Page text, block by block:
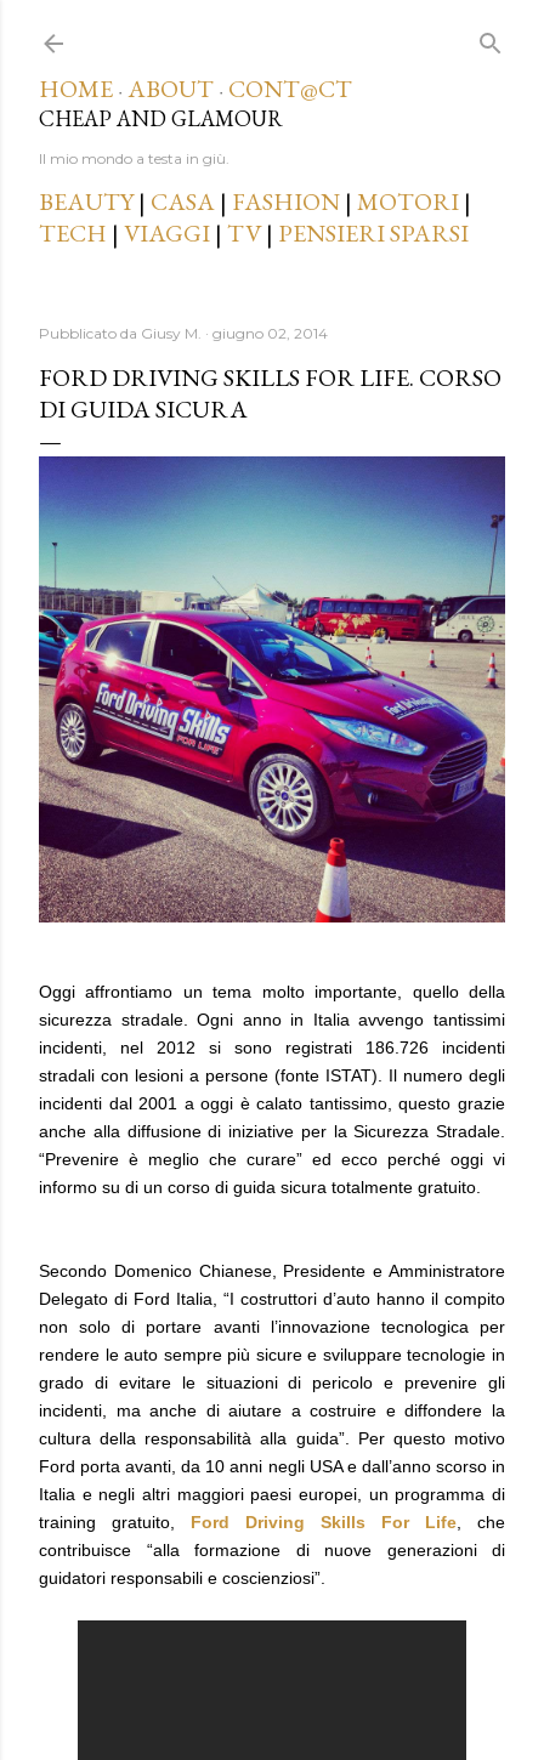
HOME · ABOUT · CONT@CT
CHEAP AND GLAMOUR
Il mio mondo a testa in giù.
BEAUTY| CASA | FASHION | MOTORI |
TECH | VIAGGI | TV| PENSIERI SPARSI
Pubblicato da Giusy M. giugno 02, 2014
FORD DRIVING SKILLS FOR LIFE. CORSO
DI GUIDA SICURA
Oggi affrontiamo un tema molto importante, quello della
sicurezza stradale. Ogni anno in Italia avvengo tantissimi
incidenti, nel 2012 si sono registrati 186.726 incidenti
stradali con lesioni a persone (fonte ISTAT). Il numero degli
incidenti dal 2001 a oggi è calato tantissimo, questo grazie
anche alla diffusione di iniziative per la Sicurezza Stradale.
“Prevenire è meglio che curare” ed ecco perché oggi vi
informo su di un corso di guida sicura totalmente gratuito.
Secondo Domenico Chianese, Presidente e Amministratore
Delegato di Ford Italia, “I costruttori d’auto hanno il compito
non solo di portare avanti l’innovazione tecnologica per
rendere le auto sempre più sicure e sviluppare tecnologie in
grado di evitare le situazioni di pericolo e prevenire gli
incidenti, ma anche di aiutare a costruire e diffondere la
cultura della responsabilità alla guida”. Per questo motivo
Ford porta avanti, da 10 anni negli USA e dall’anno scorso in
Italia e negli altri maggiori paesi europei, un programma di
training gratuito, Ford Driving Skills For Life , che
contribuisce “alla formazione di nuove generazioni di
guidatori responsabili e coscienziosi”.